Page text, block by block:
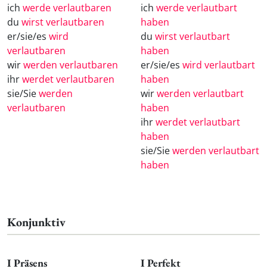
ich werde verlautbaren
du wirst verlautbaren
er/sie/es wird
verlautbaren
wirwerden verlautbaren
ihrwerdet verlautbaren
sie/Siewerden
verlautbaren
ich werde verlautbart
haben
du wirst verlautbart
haben
er/sie/es wird verlautbart
haben
wirwerden verlautbart
haben
ihrwerdet verlautbart
haben
sie/Siewerden verlautbart
haben
Konjunktiv
I Präsens I Perfekt